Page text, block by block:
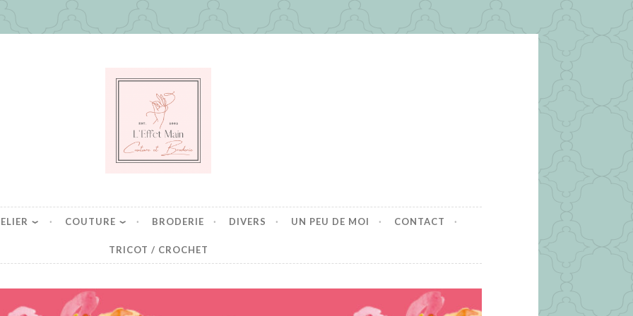
COUTURE BRODERIE DIVERS UN PEU DE MOI CONTACT
TRICOT / CROCHET